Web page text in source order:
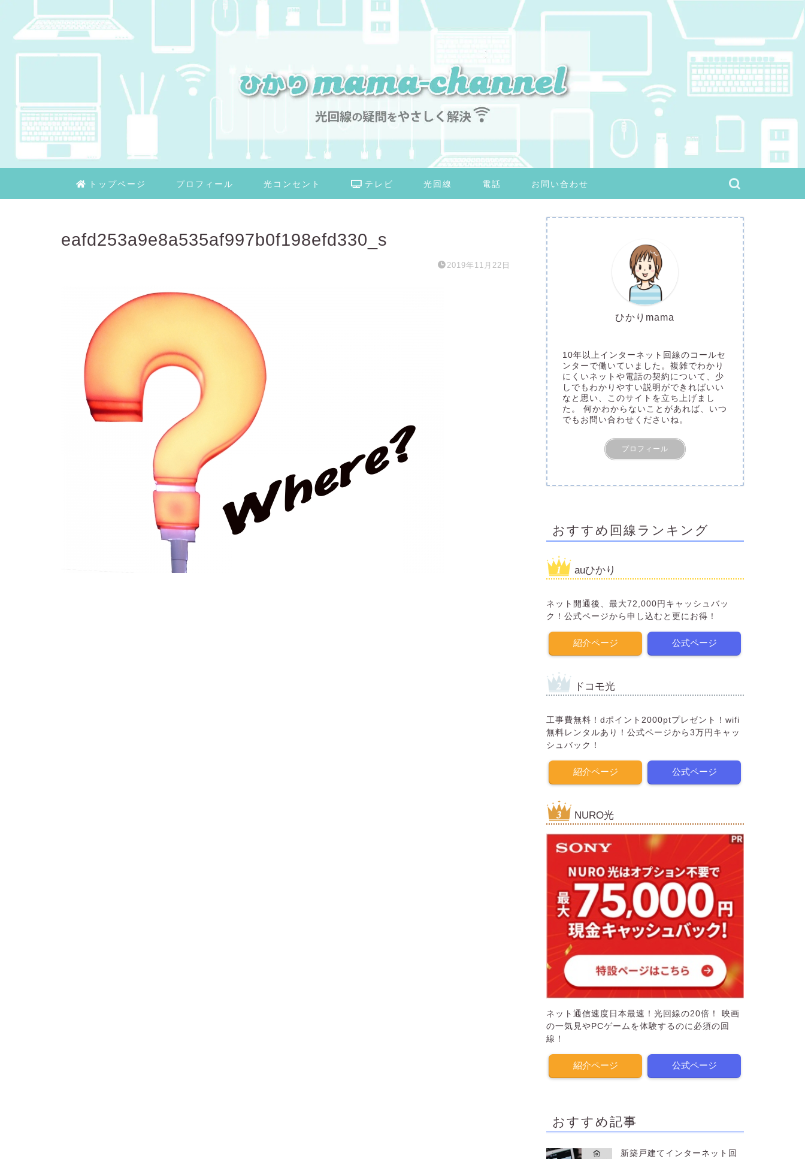
トップページ プロフィール 光コンセント テレビ 光回線 電話 お問い合わせ
eafd253a9e8a535af997b0f198efd330_s
2019年11月22日
ひかりmama
10年以上インターネット回線のコールセ
ンターで働いていました。複雑でわかり
にくいネットや電話の契約について、少
しでもわかりやすい説明ができればいい
なと思い、このサイトを立ち上げまし
た。 何かわからないことがあれば、いつ
でもお問い合わせくださいね。
プロフィール
おすすめ回線ランキング
auひかり
ネット開通後、最大72,000円キャッシュバッ
ク！公式ページから申し込むと更にお得！
紹介ページ 公式ページ
ドコモ光
工事費無料！dポイント2000ptプレゼント！wifi
無料レンタルあり！公式ページから3万円キャッ
シュバック！
紹介ページ 公式ページ
NURO光
ネット通信速度日本最速！光回線の20倍！ 映画
の一気見やPCゲームを体験するのに必須の回
線！
紹介ページ 公式ページ
おすすめ記事
新築戸建てインターネット回